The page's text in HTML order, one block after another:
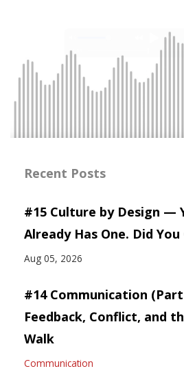
Recent Posts
#15 Culture by Design —
Already Has One. Did
Aug 05, 2026
#14 Communication
Feedback, Conflict, and
Walk
Communication